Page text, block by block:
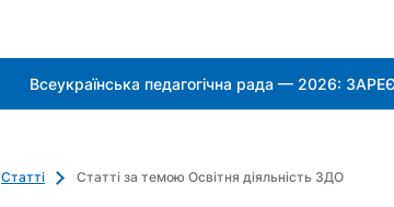
Всеукраїнська педагогічна рада — 2026:
Статті Статті за темою Освітня діяльність ЗДО